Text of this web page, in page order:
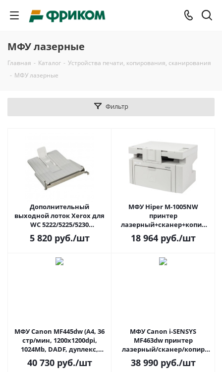
МФУ лазерные
Главная - Каталог - Устройства печати, копирования, сканирования
- МФУ лазерные
Фильтр
Дополнительный
выходной лоток Xerox для
WC 5222/5225/5230
(497K03640)
5 820руб./шт
МФУ Hiper M-1005NW
принтер
лазерный+сканер+копир
(A4, 22ppm, 1200dpi, 256Mb,
ADF на 35л, USB2.0/LAN/Wi-
18 964руб./шт
МФУ Canon MF445dw (A4, 36
стр/мин, 1200x1200dpi,
1024Mb, DADF, дуплекс,
USB/LAN/Wi-Fi, 80000 стр/
мес)
40 730руб./шт
МФУ Canon i-SENSYS
MF463dw принтер
лазерный/сканер/копир
(A4, 40 стр/мин, 1200 dpi, 1Гб,
DADF, USB/LAN/WiFi, 80000
38 990руб./шт